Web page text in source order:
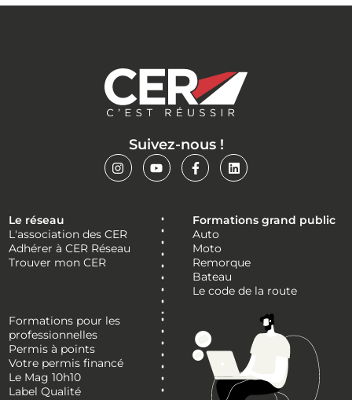
Suivez-nous !
Le réseau
L'association des CER
Adhérer à CER Réseau
Trouver mon CER
Formations grand public
Auto
Moto
Remorque
Bateau
Le code de la route
Formations pour les
professionnelles
Permis à points
Votre permis financé
Le Mag 10h10
Label Qualité